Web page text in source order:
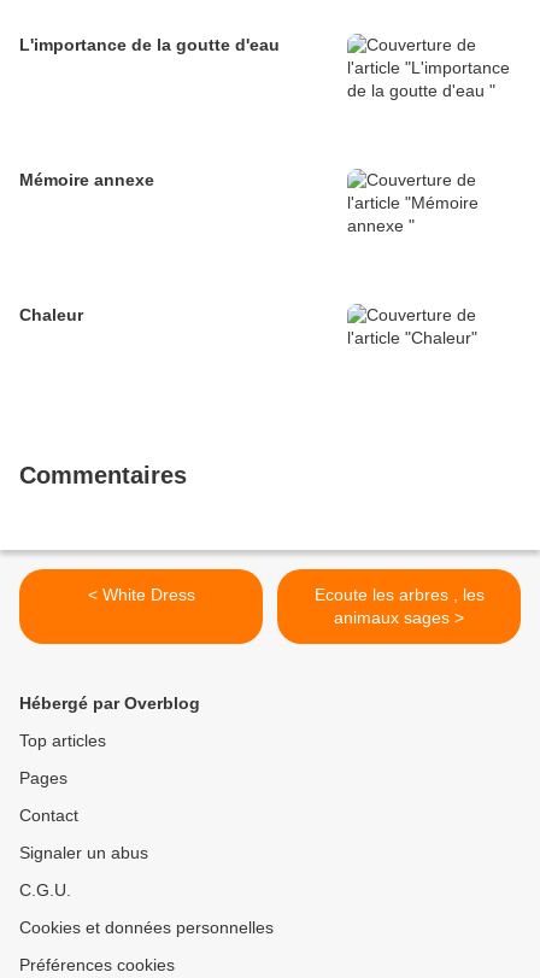
L'importance de la goutte d'eau
Mémoire annexe
Chaleur
Commentaires
< White Dress
Ecoute les arbres , les
animaux sages >
Hébergé par Overblog
Top articles
Pages
Contact
Signaler un abus
C.G.U.
Cookies et données personnelles
Préférences cookies